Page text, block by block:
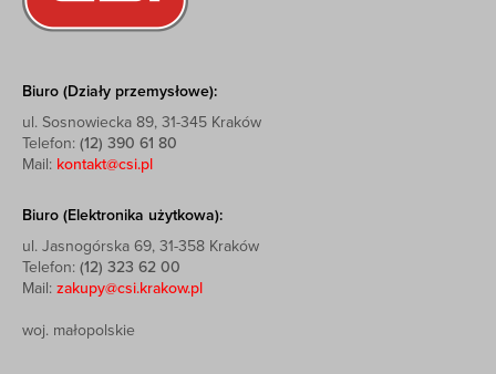
Biuro (Działy przemysłowe):
ul. Sosnowiecka 89, 31-345 Kraków
Telefon: (12) 390 61 80
Mail: kontakt@csi.pl
Biuro (Elektronika użytkowa):
ul. Jasnogórska 69, 31-358 Kraków
Telefon: (12) 323 62 00
Mail: zakupy@csi.krakow.pl
woj. małopolskie